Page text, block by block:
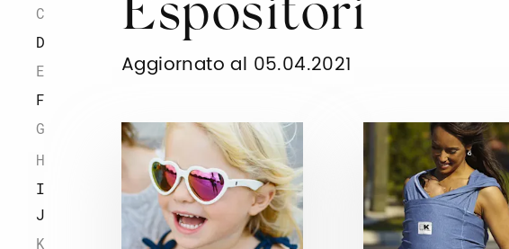
C
D
E
F
G
H
I
J
K
Espositori
Aggiornato al 05.04.2021